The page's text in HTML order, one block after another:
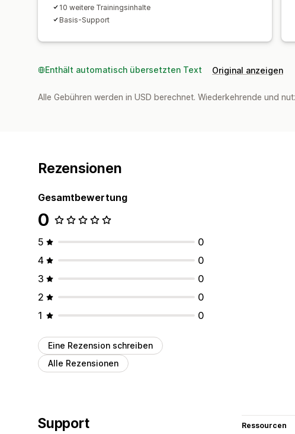
10 weitere Trainingsinhalte
Basis-Support
Enthält automatisch übersetzten Text Original anzeigen
Alle Gebühren werden in USD berechnet. Wiederkehrende und
Rezensionen
Gesamtbewertung
0
5
0
4
0
3
0
2
0
1
0
Eine Rezension schreiben
Alle Rezensionen
Support Ressourcen